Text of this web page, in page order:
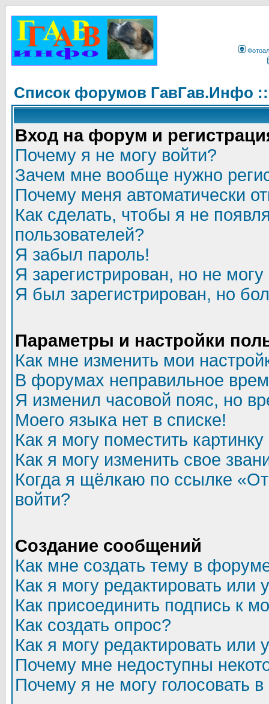
Список форумов ГавГав.Инфо
Вход на форум и
Почему я не могу войти?
Зачем мне вообще нужно
Почему меня автоматически
Как сделать, чтобы я не
пользователей?
Я забыл пароль!
Я зарегистрирован, но не могу
Я был зарегистрирован, но
Параметры и настройки
Как мне изменить мои
В форумах неправильное
Я изменил часовой пояс, но
Моего языка нет в списке!
Как я могу поместить
Как я могу изменить свое
Когда я щёлкаю по ссылке
войти?
Создание сообщений
Как мне создать тему в
Как я могу редактировать или
Как присоединить подпись к
Как создать опрос?
Как я могу редактировать или
Почему мне недоступны
Почему я не могу голосовать